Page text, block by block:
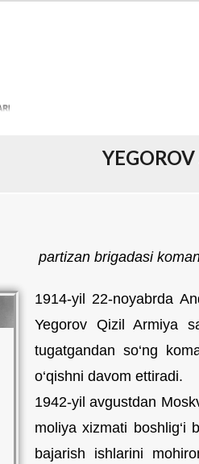
partizan brigadasi
1914-yil 22-noyabrda
Yegorov Qizil Armiya
tugatgandan so‘ng
o‘qishni davom ettiradi.
1942-yil avgustdan
moliya xizmati boshlig‘i
bajarish ishlarini